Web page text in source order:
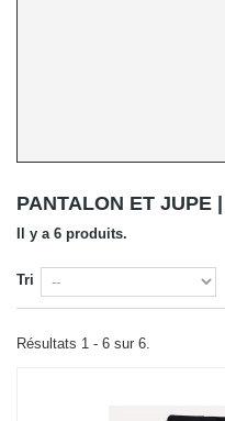
PANTALON ET JUPE
Il y a 6 produits.
Tri
Résultats 1 - 6 sur 6.